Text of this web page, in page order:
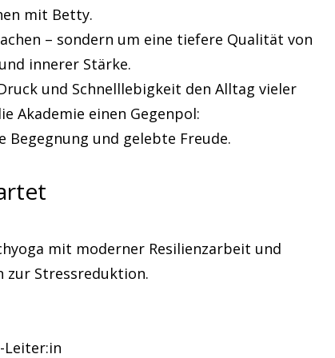
mit Betty.
– sondern um eine tiefere Qualität von
innerer Stärke.
und Schnelllebigkeit den Alltag vieler
Akademie einen Gegenpol:
Begegnung und gelebte Freude.
mit moderner Resilienzarbeit und
zur Stressreduktion.
Leiter:in